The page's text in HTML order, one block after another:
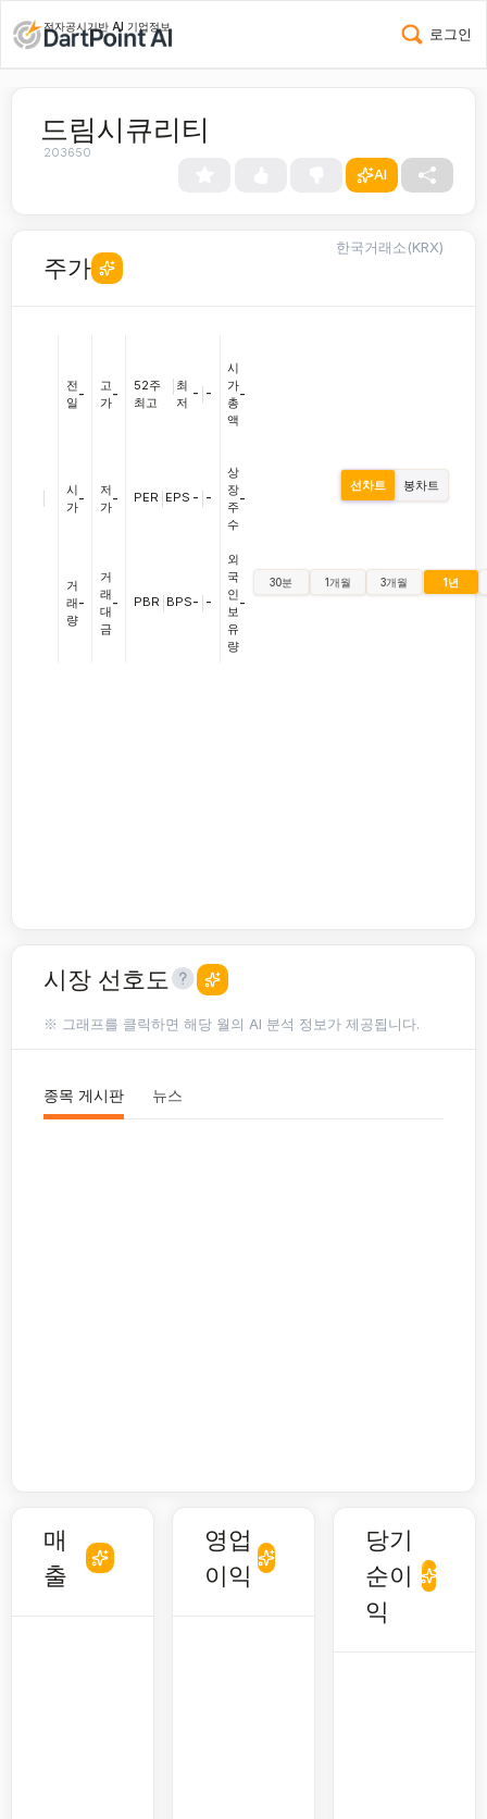
전자공시기반 AI 기업정보 로그인
드림시큐리티
203650
AI
주가
한국거래소(KRX)
전
일
-
시
가
-
거
래
량
-
고
가
-
저
가
-
거
래
대
금
-
52주
최고
최
저
- -
PER EPS - -
PBR BPS- -
시
가
총
액
-
상
장
주
수
-
외
국
인
보
유
량
-
선차트 봉차트
30분 1개월 3개월 1년
시장 선호도
※ 그래프를 클릭하면 해당 월의 AI 분석 정보가 제공됩니다.
종목 게시판 뉴스
매
출
영업
이익
당기
순이
익